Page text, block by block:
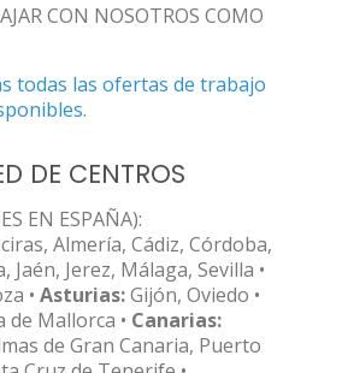
CON NOSOTROS COMO
todas las ofertas de trabajo
DE CENTROS
EN ESPAÑA):
Almería, Cádiz, Córdoba,
Jaén, Jerez, Málaga, Sevilla •
• Asturias:Gijón, Oviedo •
de Mallorca • Canarias:
de Gran Canaria, Puerto